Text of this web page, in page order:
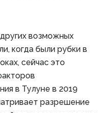
возможных
когда были рубки в
сейчас это
в Тулуне в 2019
разрешение